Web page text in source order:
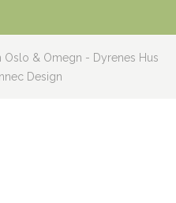
& Omegn - Dyrenes Hus
Design